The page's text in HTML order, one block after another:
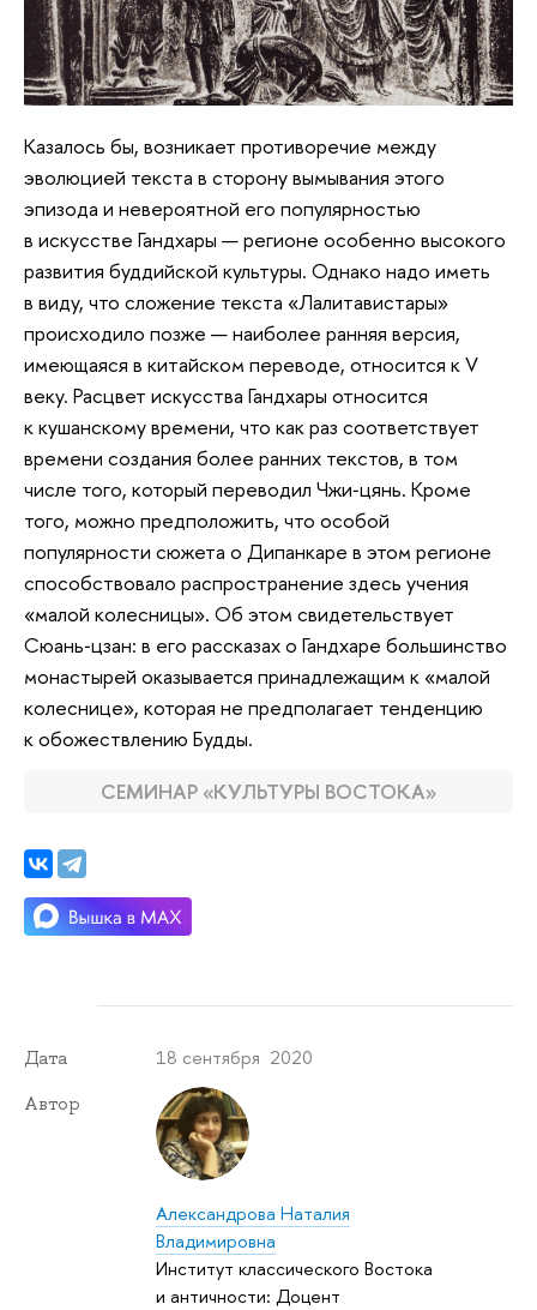
Казалось бы, возникает противоречие между
эволюцией текста в сторону вымывания этого
эпизода и невероятной его популярностью
в искусстве Гандхары — регионе особенно высокого
развития буддийской культуры. Однако надо иметь
в виду, что сложение текста «Лалитавистары»
происходило позже — наиболее ранняя версия,
имеющаяся в китайском переводе, относится к V
веку. Расцвет искусства Гандхары относится
к кушанскому времени, что как раз соответствует
времени создания более ранних текстов, в том
числе того, который переводил Чжи‑цянь. Кроме
того, можно предположить, что особой
популярности сюжета о Дипанкаре в этом регионе
способствовало распространение здесь учения
«малой колесницы». Об этом свидетельствует
Сюань‑цзан: в его рассказах о Гандхаре большинство
монастырей оказывается принадлежащим к «малой
колеснице», которая не предполагает тенденцию
к обожествлению Будды.
СЕМИНАР «КУЛЬТУРЫ ВОСТОКА»
Дата 18 сентября 2020
Автор
Александрова Наталия
Владимировна
Институт классического Востока
и античности: Доцент